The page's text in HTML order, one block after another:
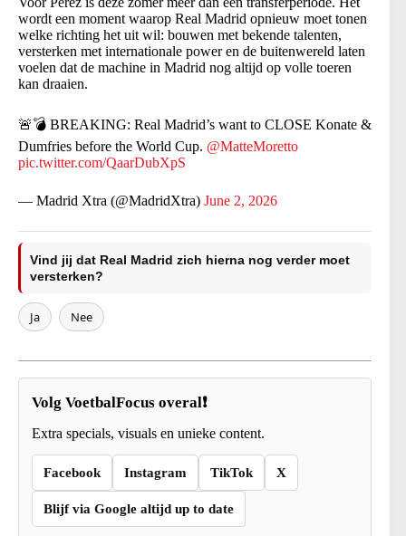
wordt een moment waarop Real Madrid opnieuw moet tonen
welke richting het uit wil: bouwen met bekende talenten,
versterken met internationale power en de buitenwereld laten
voelen dat de machine in Madrid nog altijd op volle toeren
kan draaien.
🚨💣 BREAKING: Real Madrid’s want to CLOSE Konate &
Dumfries before the World Cup. @MatteMoretto
pic.twitter.com/QaarDubXpS
— Madrid Xtra (@MadridXtra) June 2, 2026
Vind jij dat Real Madrid zich hierna nog verder moet
versterken?
Ja Nee
Volg VoetbalFocus overal❗
Extra specials, visuals en unieke content.
Facebook Instagram TikTok X
Blijf via Google altijd up to date